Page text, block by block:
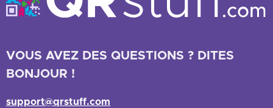
VOUS AVEZ DES QUESTIONS ? DITES
BONJOUR !
support@qrstuff.com